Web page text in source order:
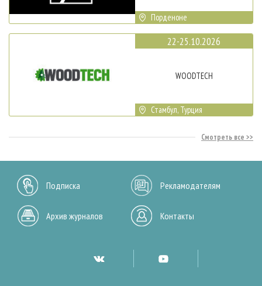
Порденоне
22-25.10.2026
WOODTECH
Стамбул, Турция
Смотреть все
Подписка Рекламодателям
Архив журналов Контакты